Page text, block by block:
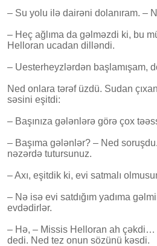
– Su yolu ilə dairəni dolanıram. –
– Heç ağlıma da gəlməzdi ki, bu
Helloran ucadan dilləndi.
– Uesterheyzlərdən başlamışam,
Ned onlara tərəf üzdü. Sudan
səsini eşitdi:
– Başınıza gələnlərə görə çox
– Başıma gələnlər? – Ned
nəzərdə tutursunuz.
– Axı, eşitdik ki, evi satmalı
– Nə isə evi satdığım yadıma
evdədirlər.
– Hə, – Missis Helloran ah
dedi. Ned tez onun sözünü kəsdi.